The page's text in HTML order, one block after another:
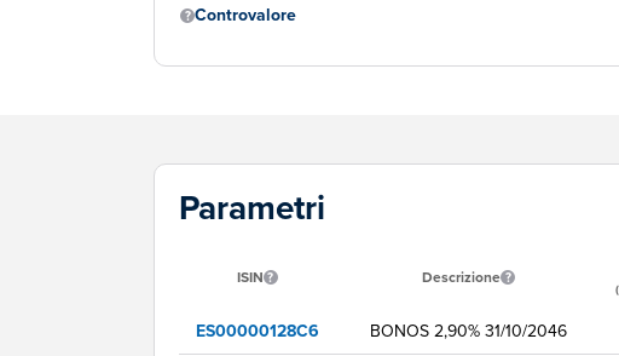
Controvalore
Parametri
ISIN Descrizione
ES00000128C6 BONOS 2,90% 31/10/2046